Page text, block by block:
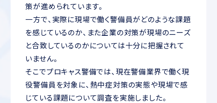
策が進められています。
一方で、実際に現場で働く警備員がどのような課題
を感じているのか、また企業の対策が現場のニーズ
と合致しているのかについては十分に把握されて
いません。
そこでプロキャス警備では、現在警備業界で働く現
役警備員を対象に、熱中症対策の実態や現場で感
じている課題について調査を実施しました。